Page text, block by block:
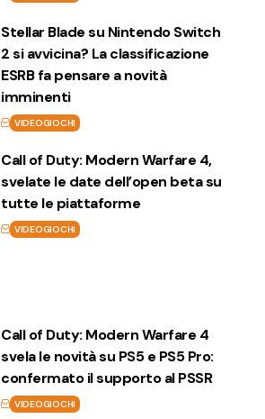
Stellar Blade su Nintendo Switch
2 si avvicina? La classificazione
ESRB fa pensare a novità
imminenti
VIDEOGIOCHI
Call of Duty: Modern Warfare 4,
svelate le date dell’open beta su
tutte le piattaforme
VIDEOGIOCHI
Call of Duty: Modern Warfare 4
svela le novità su PS5 e PS5 Pro:
confermato il supporto al PSSR
VIDEOGIOCHI